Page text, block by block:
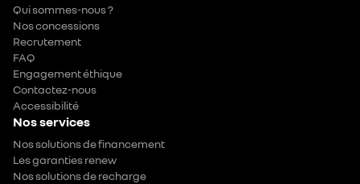
Qui sommes-nous ?
Nos concessions
Recrutement
FAQ
Engagement éthique
Contactez-nous
Accessibilité
Nos services
Nos solutions de financement
Les garanties renew
Nos solutions de recharge